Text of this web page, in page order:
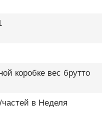
коробке вес брутто
частей в Неделя